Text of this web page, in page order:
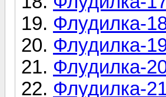
Флудилка-
Флудилка-
Флудилка-
Флудилка-